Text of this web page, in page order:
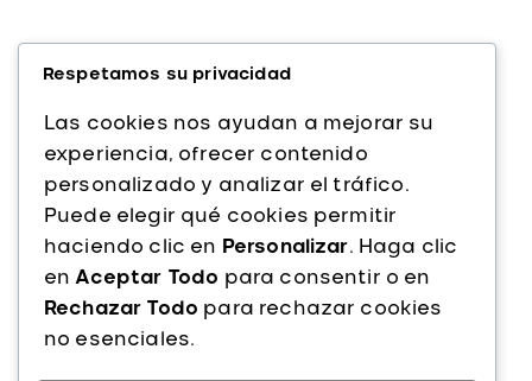
Alfaparf Milano es una marca italiana líder
de 40 años de experiencia, ofrecemos
productos de alta calidad que combinan
innovación, tecnología y pasión por la
belleza del cabello.
Respetamos su privacidad
Las cookies nos ayudan a mejorar su
experiencia, ofrecer contenido
personalizado y analizar el tráfico.
Puede elegir qué cookies permitir
haciendo clic en Personalizar. Haga clic
en Aceptar Todo para consentir o en
Rechazar Todo para rechazar cookies
no esenciales.